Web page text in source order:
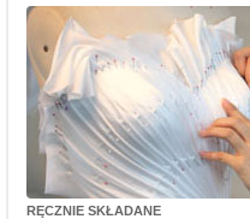
RĘCZNIE SKŁADANE